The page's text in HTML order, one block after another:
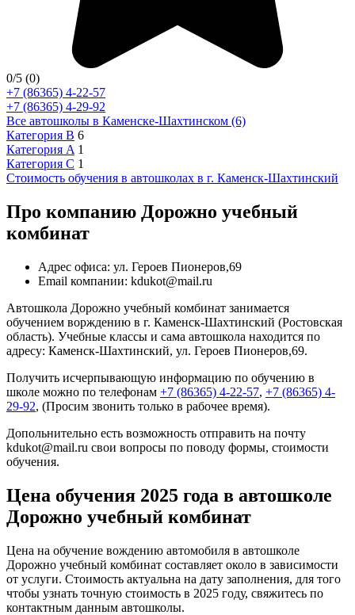
0/5 (0)
+7 (86365) 4-22-57
+7 (86365) 4-29-92
Все автошколы в Каменске-Шахтинском (6)
Категория B 6
Категория A 1
Категория C 1
Стоимость обучения в автошколах в г. Каменск-Шахтинский
Про компанию Дорожно учебный
комбинат
Адрес офиса: ул. Героев Пионеров,69
Email компании: kdukot@mail.ru
Автошкола Дорожно учебный комбинат занимается
обучением ворждению в г. Каменск-Шахтинский (Ростовская
область). Учебные классы и сама автошкола находится по
адресу: Каменск-Шахтинский, ул. Героев Пионеров,69.
Получить исчерпывающую информацию по обучению в
школе можно по телефонам +7 (86365) 4-22-57, +7 (86365) 4-
29-92, (Просим звонить только в рабочее время).
Допольнительно есть возможность отправить на почту
kdukot@mail.ru свои вопросы по поводу формы, стоимости
обучения.
Цена обучения 2025 года в автошколе
Дорожно учебный комбинат
Цена на обучение вождению автомобиля в автошколе
Дорожно учебный комбинат составляет около в зависимости
от услуги. Стоимость актуальна на дату заполнения, для того
чтобы узнать точную стоимость в 2025 году, свяжитесь по
контактным данным автошколы.